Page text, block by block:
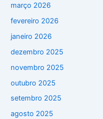
março 2026
fevereiro 2026
janeiro 2026
dezembro 2025
novembro 2025
outubro 2025
setembro 2025
agosto 2025